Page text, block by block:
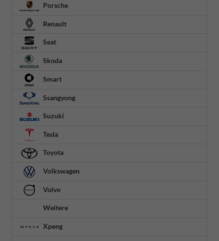
Porsche
Renault
Seat
Skoda
Smart
Ssangyong
Suzuki
Tesla
Toyota
Volkswagen
Volvo
Weitere
Xpeng